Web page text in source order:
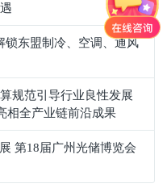
锁东盟制冷、空调、通风
规范引导行业良性发展
相全产业链前沿成果
第18届广州光储博览会